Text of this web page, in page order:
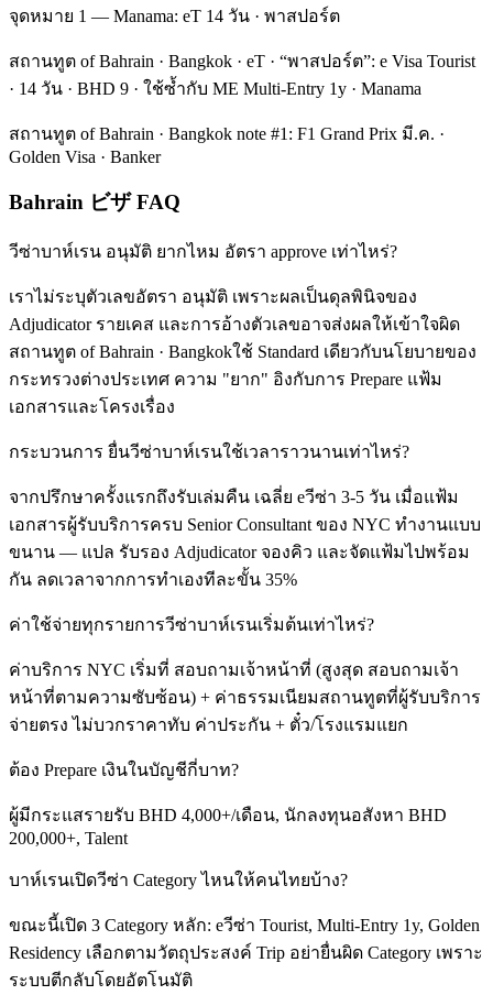
จุดหมาย 1 — Manama: eT 14 วัน · พาสปอร์ต
สถานทูต of Bahrain · Bangkok · eT · “พาสปอร์ต”: e Visa Tourist
· 14 วัน · BHD 9 · ใช้ซ้ำกับ ME Multi-Entry 1y · Manama
สถานทูต of Bahrain · Bangkok note #1: F1 Grand Prix มี.ค. ·
Golden Visa · Banker
Bahrain ビザ FAQ
วีซ่าบาห์เรน อนุมัติ ยากไหม อัตรา approve เท่าไหร่?
เราไม่ระบุตัวเลขอัตรา อนุมัติ เพราะผลเป็นดุลพินิจของ
Adjudicator รายเคส และการอ้างตัวเลขอาจส่งผลให้เข้าใจผิด
สถานทูต of Bahrain · Bangkokใช้ Standard เดียวกับนโยบายของ
กระทรวงต่างประเทศ ความ "ยาก" อิงกับการ Prepare แฟ้ม
เอกสารและโครงเรื่อง
กระบวนการ ยื่นวีซ่าบาห์เรนใช้เวลาราวนานเท่าไหร่?
จากปรึกษาครั้งแรกถึงรับเล่มคืน เฉลี่ย eวีซ่า 3-5 วัน เมื่อแฟ้ม
เอกสารผู้รับบริการครบ Senior Consultant ของ NYC ทำงานแบบ
ขนาน — แปล รับรอง Adjudicator จองคิว และจัดแฟ้มไปพร้อม
กัน ลดเวลาจากการทำเองทีละขั้น 35%
ค่าใช้จ่ายทุกรายการวีซ่าบาห์เรนเริ่มต้นเท่าไหร่?
ค่าบริการ NYC เริ่มที่ สอบถามเจ้าหน้าที่ (สูงสุด สอบถามเจ้า
หน้าที่ตามความซับซ้อน) + ค่าธรรมเนียมสถานทูตที่ผู้รับบริการ
จ่ายตรง ไม่บวกราคาทับ ค่าประกัน + ตั๋ว/โรงแรมแยก
ต้อง Prepare เงินในบัญชีกี่บาท?
ผู้มีกระแสรายรับ BHD 4,000+/เดือน, นักลงทุนอสังหา BHD
200,000+, Talent
บาห์เรนเปิดวีซ่า Category ไหนให้คนไทยบ้าง?
ขณะนี้เปิด 3 Category หลัก: eวีซ่า Tourist, Multi-Entry 1y, Golden
Residency เลือกตามวัตถุประสงค์ Trip อย่ายื่นผิด Category เพราะ
ระบบตีกลับโดยอัตโนมัติ